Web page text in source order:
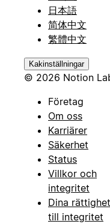
日本語
简体中文
繁體中文
Kakinställningar
© 2026 Notion
Företag
Om oss
Karriärer
Säkerhet
Status
Villkor och
integritet
Dina
till integritet